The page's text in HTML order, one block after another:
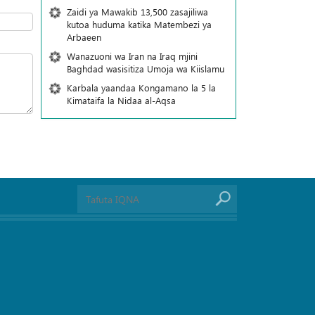
Zaidi ya Mawakib 13,500 zasajiliwa
kutoa huduma katika Matembezi ya
Arbaeen
Wanazuoni wa Iran na Iraq mjini
Baghdad wasisitiza Umoja wa Kiislamu
Karbala yaandaa Kongamano la 5 la
Kimataifa la Nidaa al-Aqsa